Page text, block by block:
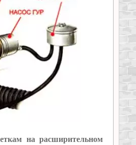
на расширительном